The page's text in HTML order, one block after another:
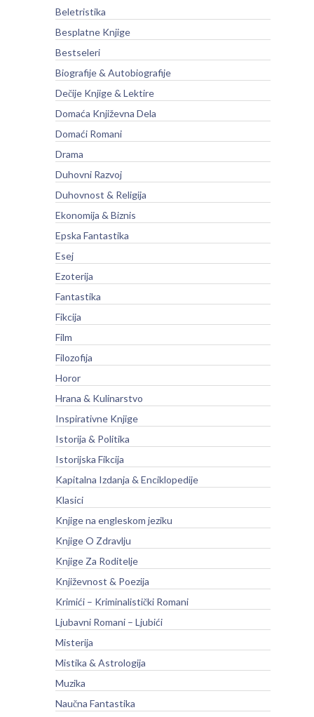
Beletristika
Besplatne Knjige
Bestseleri
Biografije & Autobiografije
Dečije Knjige & Lektire
Domaća Književna Dela
Domaći Romani
Drama
Duhovni Razvoj
Duhovnost & Religija
Ekonomija & Biznis
Epska Fantastika
Esej
Ezoterija
Fantastika
Fikcija
Film
Filozofija
Horor
Hrana & Kulinarstvo
Inspirativne Knjige
Istorija & Politika
Istorijska Fikcija
Kapitalna Izdanja & Enciklopedije
Klasici
Knjige na engleskom jeziku
Knjige O Zdravlju
Knjige Za Roditelje
Književnost & Poezija
Krimići – Kriminalistički Romani
Ljubavni Romani – Ljubići
Misterija
Mistika & Astrologija
Muzika
Naučna Fantastika